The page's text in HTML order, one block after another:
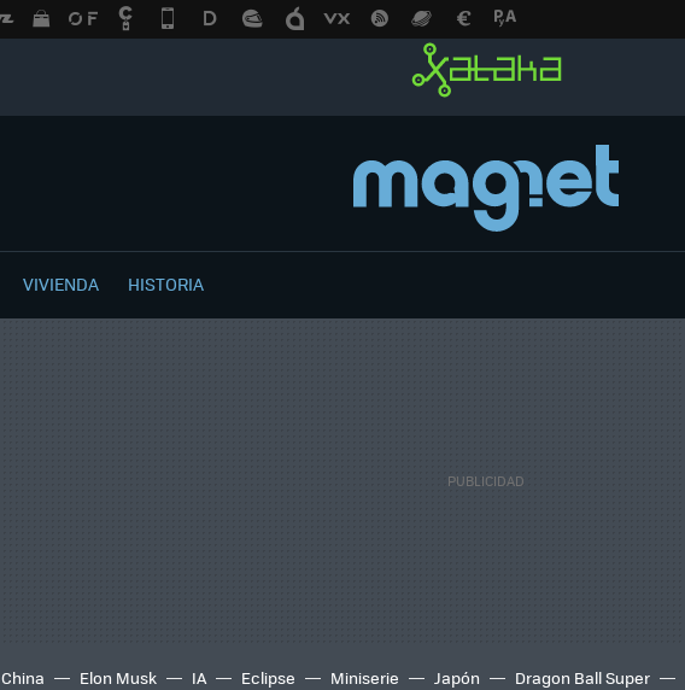
VIVIENDA HISTORIA
China Elon Musk IA Eclipse Miniserie Japón Dragon Ball Super